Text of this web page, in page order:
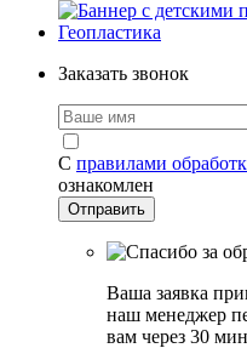
Геопластика
Заказать звонок
С правилами
ознакомлен
Ваша заявка
наш менеджер
вам через 30